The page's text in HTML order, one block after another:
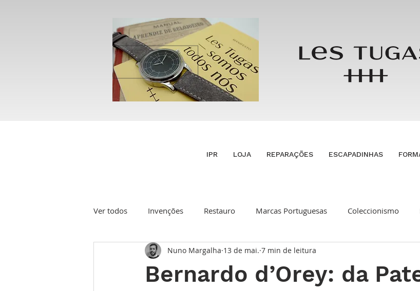
IPR LOJA REPARAÇÕES ESCAPADINHAS
Ver todos Invenções Restauro Marcas Portuguesas Coleccionismo
Entrevista Destaque Principal Série Solares
Bernardo d’Orey: da
Nuno Margalha 13 de mai. 7 min de leitura